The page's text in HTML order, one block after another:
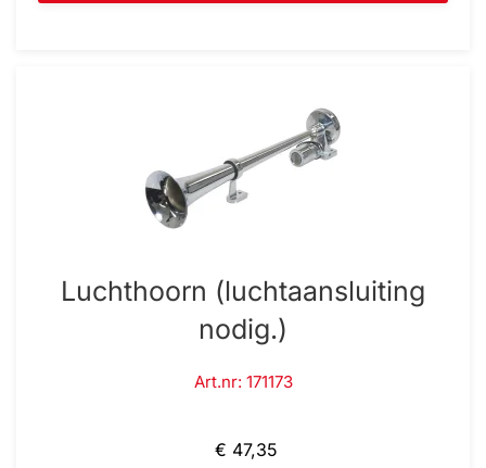
Luchthoorn (luchtaansluiting
nodig.)
Art.nr: 171173
€ 47,35